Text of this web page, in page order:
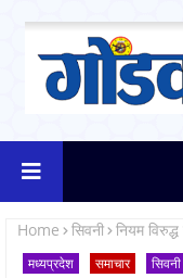
Home सिवनी नियम
मध्यप्रदेश समाचार सिवनी